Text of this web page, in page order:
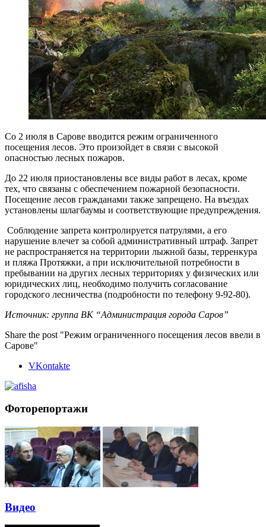
Со 2 июля в Сарове вводится режим ограниченного
посещения лесов. Это произойдет в связи с высокой
опасностью лесных пожаров.
До 22 июля приостановлены все виды работ в лесах, кроме
тех, что связаны с обеспечением пожарной безопасности.
Посещение лесов гражданами также запрещено. На въездах
установлены шлагбаумы и соответствующие предупреждения.
Соблюдение запрета контролируется патрулями, а его
нарушение влечет за собой административный штраф. Запрет
не распространяется на территории лыжной базы, терренкура
и пляжа Протяжки, а при исключительной потребности в
пребывании на других лесных территориях у физических или
юридических лиц, необходимо получить согласование
городского лесничества (подробности по телефону 9-92-80).
Источник: группа ВК “Администрация города Саров”
Share the post "Режим ограниченного посещения лесов ввели в
Сарове"
VKontakte
Фоторепортажи
Видео